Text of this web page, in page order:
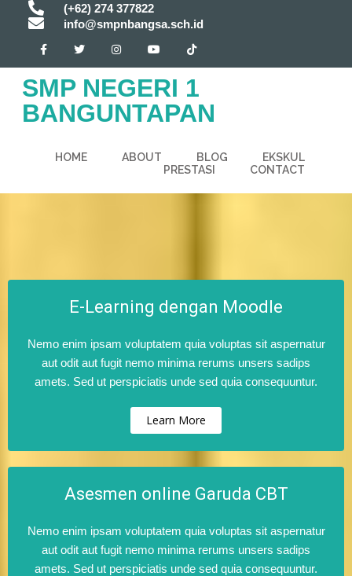
(+62) 274 377822
info@smpnbangsa.sch.id
SMP NEGERI 1
BANGUNTAPAN
HOME ABOUT BLOG
EKSKUL
PRESTASI
CONTACT
E-Learning dengan Moodle
Nemo enim ipsam voluptatem quia voluptas sit aspernatur
aut odit aut fugit nemo minima rerums unsers sadips
amets. Sed ut perspiciatis unde sed quia consequuntur.
Learn More
Asesmen online Garuda CBT
Nemo enim ipsam voluptatem quia voluptas sit aspernatur
aut odit aut fugit nemo minima rerums unsers sadips
amets. Sed ut perspiciatis unde sed quia consequuntur.